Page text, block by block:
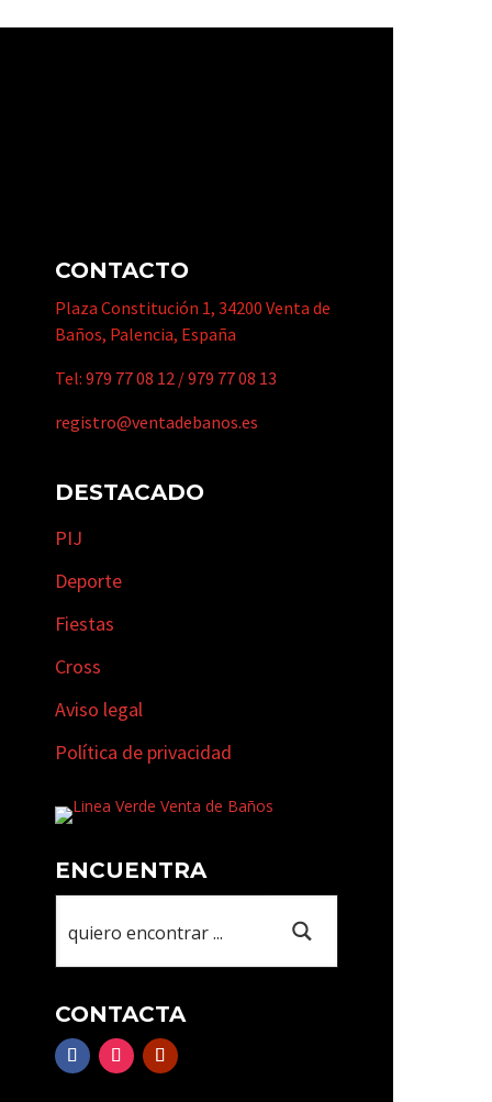
CONTACTO
Plaza Constitución 1, 34200 Venta de
Baños, Palencia, España
Tel: 979 77 08 12 /979 77 08 13
registro@ventadebanos.es
DESTACADO
PIJ
Deporte
Fiestas
Cross
Aviso legal
Política de privacidad
ENCUENTRA
CONTACTA